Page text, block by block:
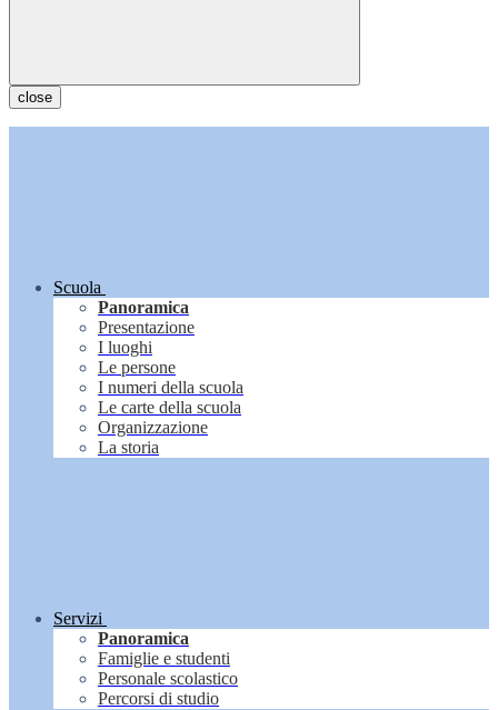
close
Scuola
Panoramica
Presentazione
I luoghi
Le persone
I numeri della scuola
Le carte della scuola
Organizzazione
La storia
Servizi
Panoramica
Famiglie e studenti
Personale scolastico
Percorsi di studio